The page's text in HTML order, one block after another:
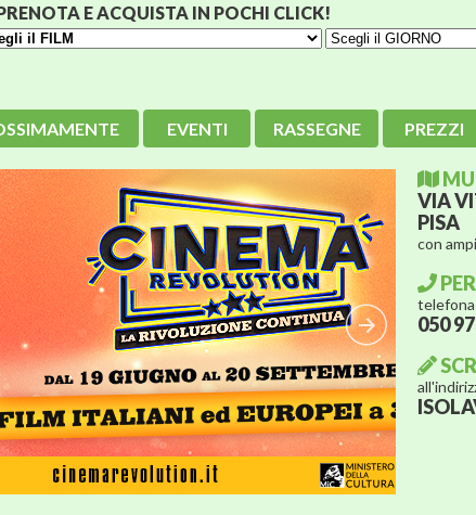
E ACQUISTA IN POCHI CLICK!
EVENTI RASSEGNE PREZZI
VIA
PISA
con
telefona
050